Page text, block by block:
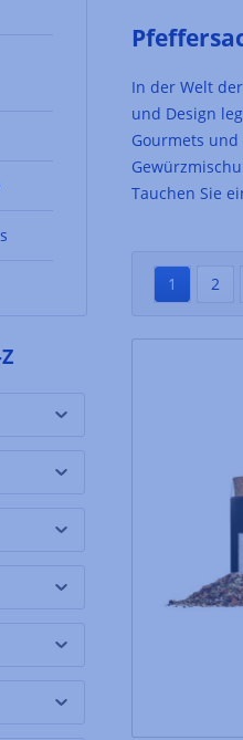
In der Welt
und Design
Gourmets
Tauchen Sie
1 2